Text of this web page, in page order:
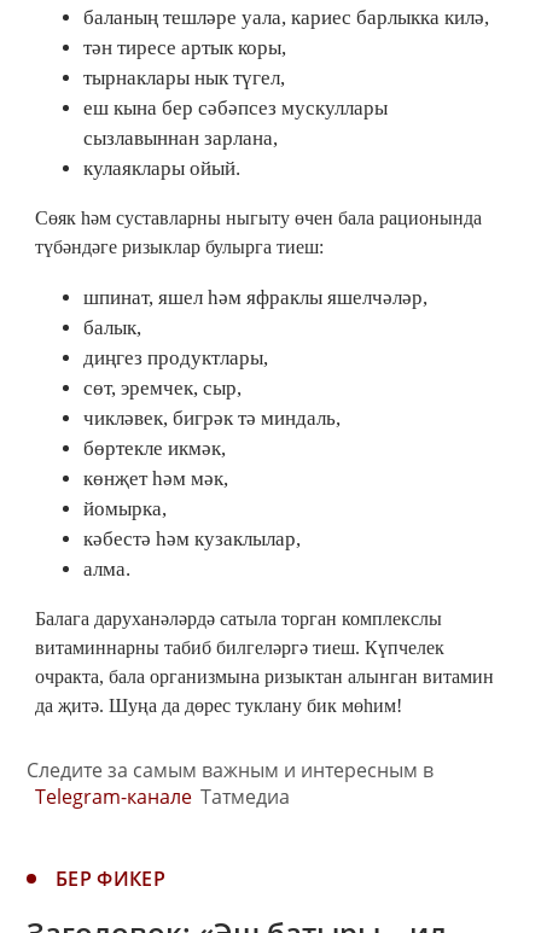
баланың тешләре уала, кариес барлыкка килә,
тән тиресе артык коры,
тырнаклары нык түгел,
еш кына бер сәбәпсез мускуллары
сызлавыннан зарлана,
кулаяклары ойый.
Сөяк һәм суставларны ныгыту өчен бала рационында
түбәндәге ризыклар булырга тиеш:
шпинат, яшел һәм яфраклы яшелчәләр,
балык,
диңгез продуктлары,
сөт, эремчек, сыр,
чикләвек, бигрәк тә миндаль,
бөртекле икмәк,
көнҗет һәм мәк,
йомырка,
кәбестә һәм кузаклылар,
алма.
Балага даруханәләрдә сатыла торган комплекслы
витаминнарны табиб билгеләргә тиеш. Күпчелек
очракта, бала организмына ризыктан алынган витамин
да җитә. Шуңа да дөрес туклану бик мөһим!
Следите за самым важным и интересным в
Telegram-канале Татмедиа
БЕР ФИКЕР